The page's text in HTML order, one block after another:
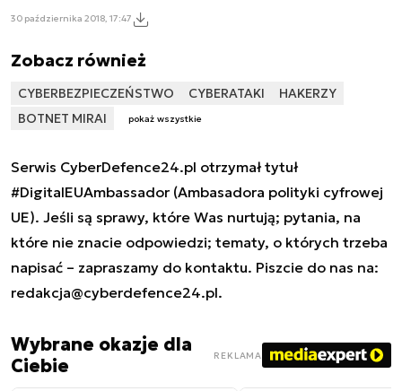
30 października 2018, 17:47
Zobacz również
CYBERBEZPIECZEŃSTWO CYBERATAKI
HAKERZY
BOTNET MIRAI
pokaż wszystkie
Serwis CyberDefence24.pl otrzymał tytuł
#DigitalEUAmbassador (Ambasadora polityki cyfrowej
UE). Jeśli są sprawy, które Was nurtują; pytania, na
które nie znacie odpowiedzi; tematy, o których trzeba
napisać – zapraszamy do kontaktu. Piszcie do nas na:
redakcja@cyberdefence24.pl.
Wybrane okazje dla
Ciebie
REKLAMA